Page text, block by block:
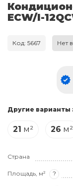
ECW/I-
Код: 5667 Нет
Другие варианты
21 м² 26 м²
Страна
Площадь, м² ?